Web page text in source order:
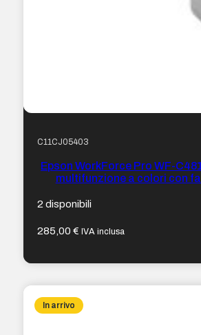
C11CJ05403
Epson WorkForce Pro WF-
multifunzione a colori con
2 disponibili
285,00€ IVA inclusa
In arrivo